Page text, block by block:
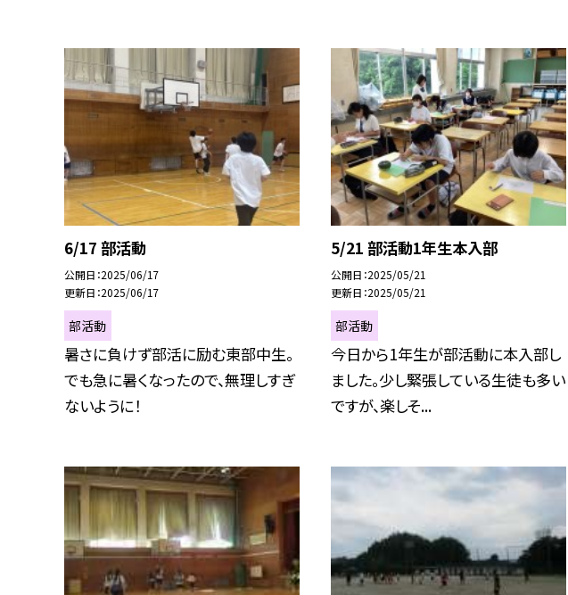
6/17 部活動
公開日 2025/06/17
更新日 2025/06/17
部活動
暑さに負けず部活に励む東部中生。
でも急に暑くなったので、無理しすぎ
ないように！
5/21 部活動1年生本入部
公開日 2025/05/21
更新日 2025/05/21
部活動
今日から1年生が部活動に本入部し
ました。少し緊張している生徒も多い
ですが、楽しそ...